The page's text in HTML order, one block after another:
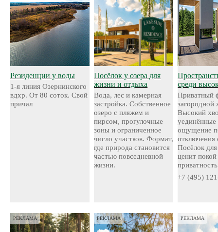
Резиденции у воды
1-я линия Озернинского
вдхр. От 80 соток. Свой
причал
Посёлок у озера для
жизни и отдыха
Вода, лес и камерная
застройка. Собственное
озеро с пляжем и
пирсом, прогулочные
зоны и ограниченное
число участков. Формат,
где природа становится
частью повседневной
жизни.
среди
Приватный
загородной
Высокий
уединённые
ощущение
отключения
Посёлок
ценит
приватность
+7 (495)
РЕКЛАМА РЕКЛАМА РЕКЛАМА